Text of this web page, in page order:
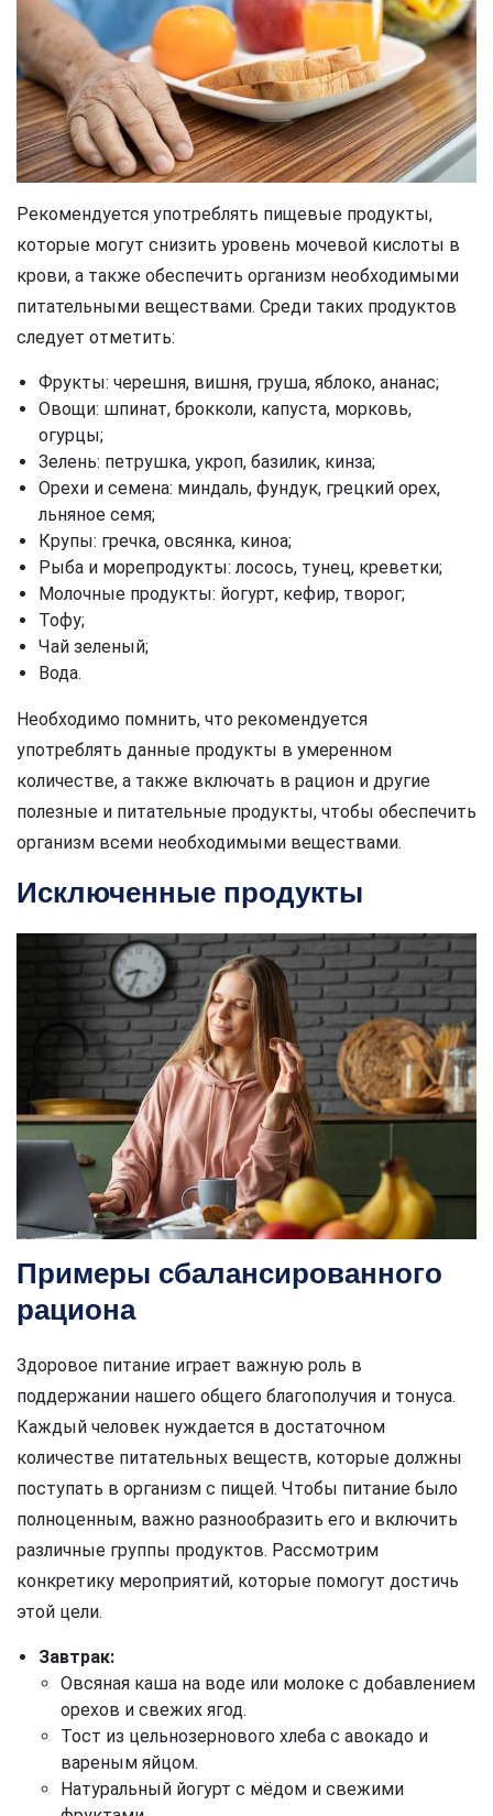
Рекомендуется употреблять пищевые продукты,
которые могут снизить уровень мочевой кислоты в
крови, а также обеспечить организм необходимыми
питательными веществами. Среди таких продуктов
следует отметить:
Фрукты: черешня, вишня, груша, яблоко, ананас;
Овощи: шпинат, брокколи, капуста, морковь,
огурцы;
Зелень: петрушка, укроп, базилик, кинза;
Орехи и семена: миндаль, фундук, грецкий орех,
льняное семя;
Крупы: гречка, овсянка, киноа;
Рыба и морепродукты: лосось, тунец, креветки;
Молочные продукты: йогурт, кефир, творог;
Тофу;
Чай зеленый;
Вода.
Необходимо помнить, что рекомендуется
употреблять данные продукты в умеренном
количестве, а также включать в рацион и другие
полезные и питательные продукты, чтобы обеспечить
организм всеми необходимыми веществами.
Исключенные продукты
Примеры сбалансированного
рациона
Здоровое питание играет важную роль в
поддержании нашего общего благополучия и тонуса.
Каждый человек нуждается в достаточном
количестве питательных веществ, которые должны
поступать в организм с пищей. Чтобы питание было
полноценным, важно разнообразить его и включить
различные группы продуктов. Рассмотрим
конкретику мероприятий, которые помогут достичь
этой цели.
Завтрак:
Овсяная каша на воде или молоке с добавлением
орехов и свежих ягод.
Тост из цельнозернового хлеба с авокадо и
вареным яйцом.
Натуральный йогурт с мёдом и свежими